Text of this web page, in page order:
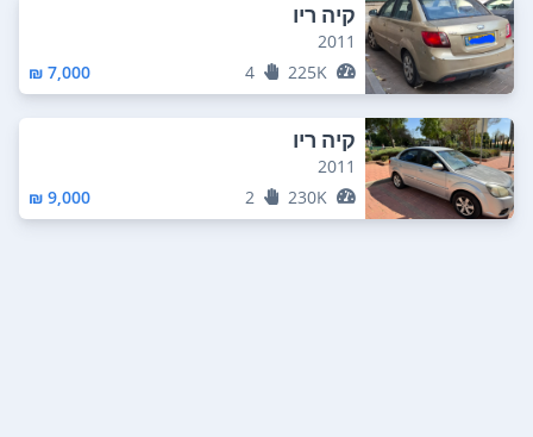
קיה ריו
2011
225K
4
7,000 ₪
קיה ריו
2011
230K
2
9,000 ₪